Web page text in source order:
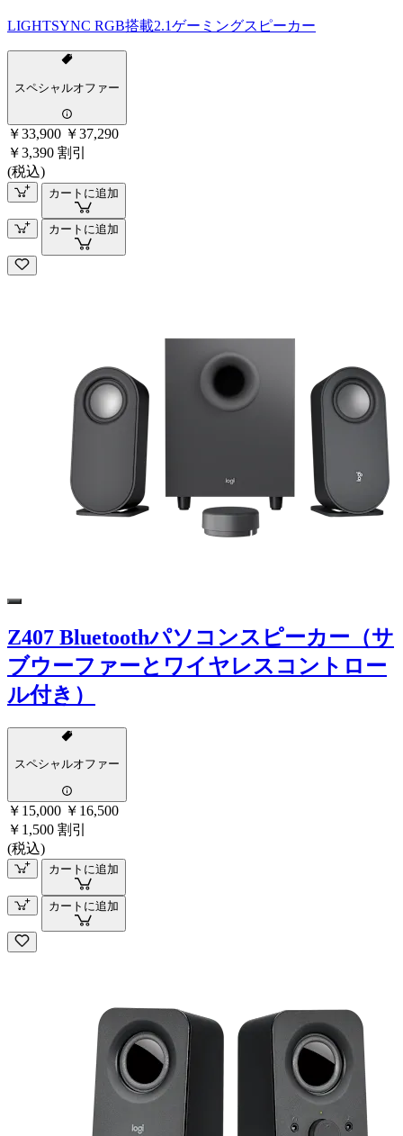
LIGHTSYNC RGB搭載2.1ゲーミングスピーカー
スペシャルオファー
￥33,900 ￥37,290
￥3,390 割引
(税込)
カートに追加
カートに追加
Z407 Bluetoothパソコンスピーカー（サ
ブウーファーとワイヤレスコントロー
ル付き）
スペシャルオファー
￥15,000 ￥16,500
￥1,500 割引
(税込)
カートに追加
カートに追加